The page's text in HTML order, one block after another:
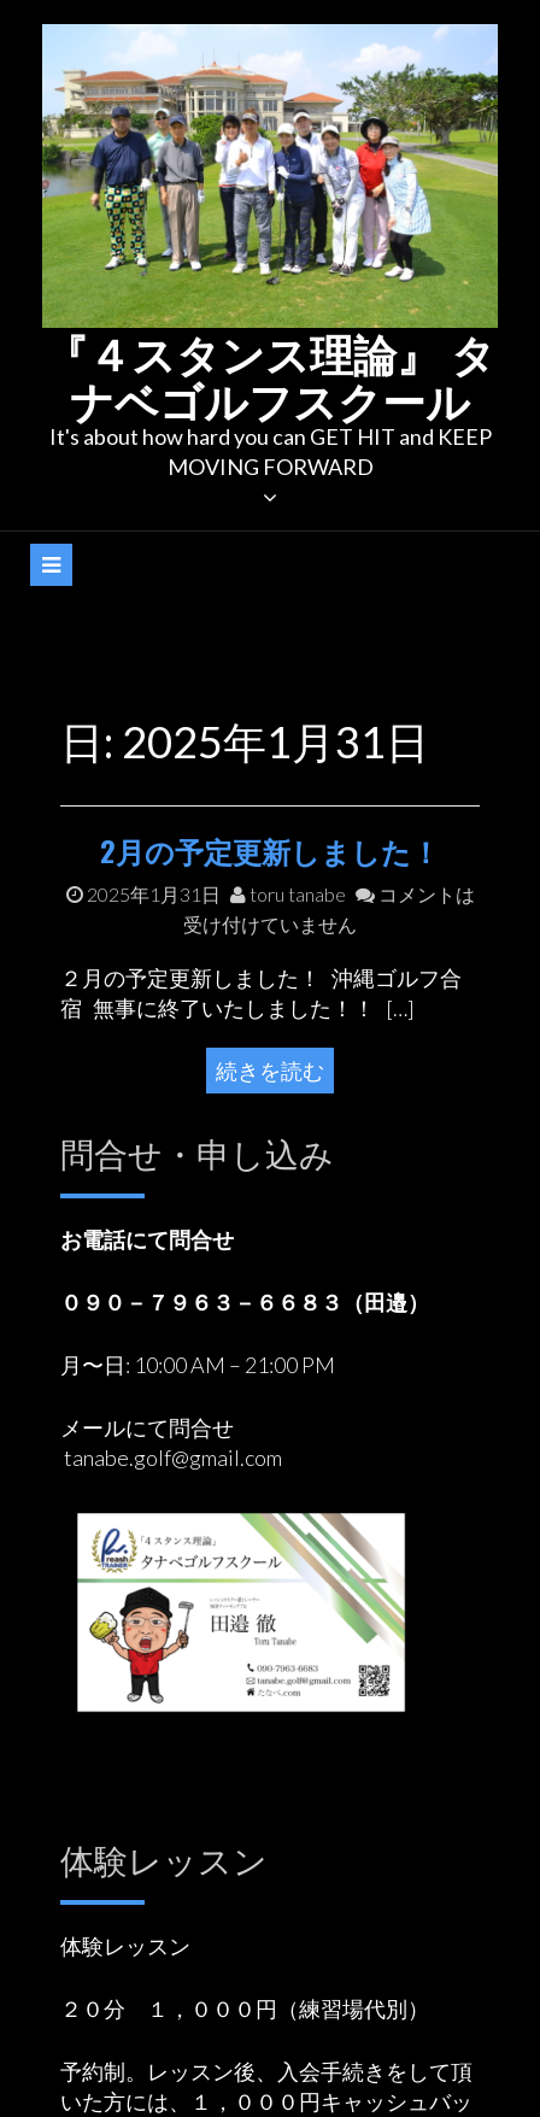
『４スタンス理論』 タ
ナベゴルフスクール
It's about how hard you can GET HIT and KEEP
MOVING FORWARD
日: 2025年1月31日
2月の予定更新しました！
2025年1月31日 toru tanabe
コメントは
受け付けていません
２月の予定更新しました！ 沖縄ゴルフ合
宿 無事に終了いたしました！！ […]
続きを読む
問合せ・申し込み
お電話にて問合せ
０９０－７９６３－６６８３（田邉）
月〜日: 10:00 AM – 21:00 PM
メールにて問合せ
tanabe.golf@gmail.com
体験レッスン
体験レッスン
２０分 １，０００円（練習場代別）
予約制。レッスン後、入会手続きをして頂
いた方には、１，０００円キャッシュバッ